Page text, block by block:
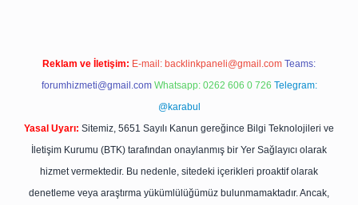
Reklam ve İletişim: E-mail: backlinkpaneli@gmail.com Teams:
forumhizmeti@gmail.com Whatsapp: 0262 606 0 726 Telegram:
@karabul
Yasal Uyarı: Sitemiz, 5651 Sayılı Kanun gereğince Bilgi Teknolojileri ve
İletişim Kurumu (BTK) tarafından onaylanmış bir Yer Sağlayıcı olarak
hizmet vermektedir. Bu nedenle, sitedeki içerikleri proaktif olarak
denetleme veya araştırma yükümlülüğümüz bulunmamaktadır. Ancak,